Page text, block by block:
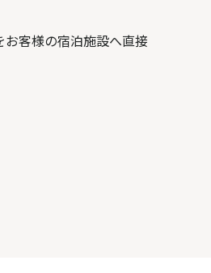
客様の宿泊施設へ直接